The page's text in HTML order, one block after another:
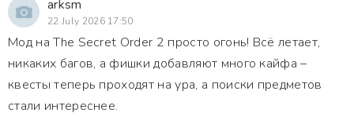
arksm
22 July 2026 17:50
Мод на The Secret Order 2 просто огонь! Всё летает,
никаких багов, а фишки добавляют много кайфа –
квесты теперь проходят на ура, а поиски предметов
стали интереснее.